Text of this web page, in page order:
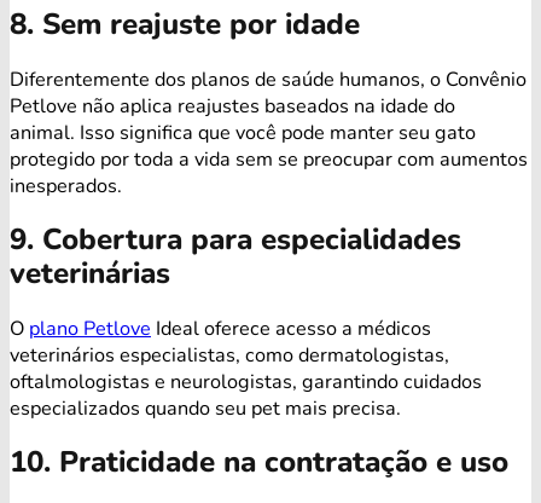
8. Sem reajuste por idade
Diferentemente dos planos de saúde humanos, o Convênio
Petlove não aplica reajustes baseados na idade do
animal. Isso significa que você pode manter seu gato
protegido por toda a vida sem se preocupar com aumentos
inesperados.
9. Cobertura para especialidades
veterinárias
O plano Petlove Ideal oferece acesso a médicos
veterinários especialistas, como dermatologistas,
oftalmologistas e neurologistas, garantindo cuidados
especializados quando seu pet mais precisa.
10. Praticidade na contratação e uso